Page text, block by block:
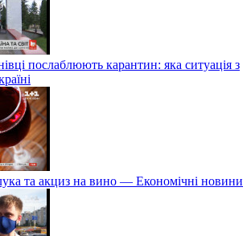
послаблюють карантин: яка ситуація з
та акциз на вино — Економічні новини